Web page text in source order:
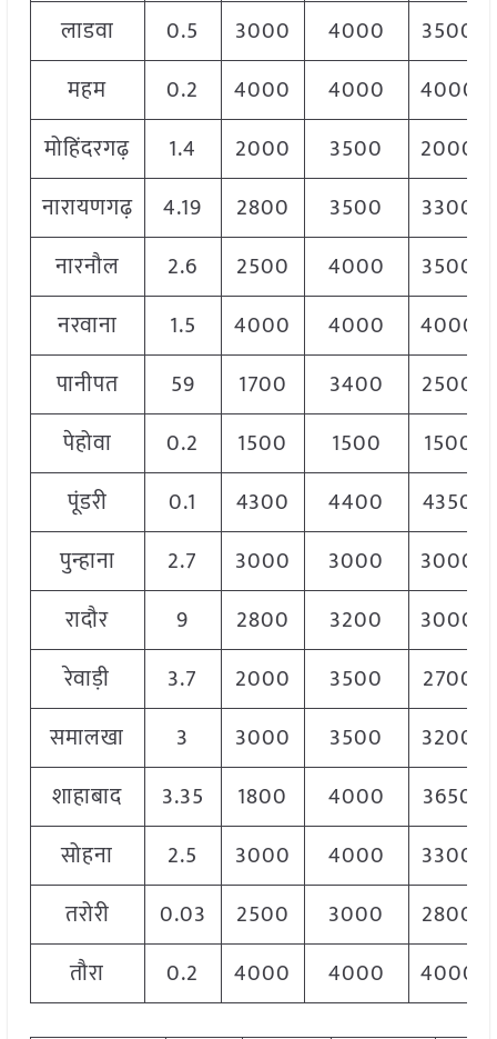
लाडवा
0.5 3000 4000
3500
महम
0.2 4000 4000
4000
मोहिंदरगढ़
1.4 2000 3500
2000
नारायणगढ़
4.19 2800 3500
3300
नारनौल
2.6 2500 4000
3500
नरवाना
1.5 4000 4000
4000
पानीपत
59 1700 3400
2500
पेहोवा
0.2 1500 1500
1500
पूंडरी
0.1 4300 4400
4350
पुन्हाना
2.7 3000 3000
3000
रादौर
9 2800 3200
3000
रेवाड़ी
3.7 2000 3500
2700
समालखा
3 3000 3500
3200
शाहाबाद
3.35 1800 4000
3650
सोहना
2.5 3000 4000
3300
तरोरी
0.03 2500 3000
2800
तौरा
0.2 4000 4000 4000